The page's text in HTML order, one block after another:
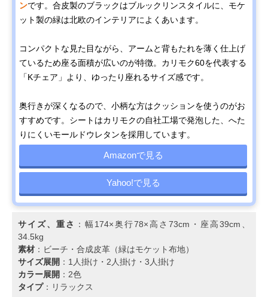
ンです。合皮製のブラックはブルックリンスタイルに、モケ
ット製の緑は北欧のインテリアによくあいます。
コンパクトな見た目ながら、アームと背もたれを薄く仕上げ
ているため座る面積が広いのが特徴。カリモク60を代表する
「Kチェア」より、ゆったり座れるサイズ感です。
奥行きが深くなるので、小柄な方はクッションを使うのがお
すすめです。シートはカリモクの自社工場で発泡した、へた
りにくいモールドウレタンを採用しています。
Amazonで見る
Yahoo!で見る
サイズ、重さ
：幅174×奥行78×高さ73cm・座高39cm、
34.5kg
素材 ：ビーチ・合成皮革（緑はモケット布地）
サイズ展開 ：1人掛け・2人掛け・3人掛け
カラー展開 ：2色
タイプ：リラックス